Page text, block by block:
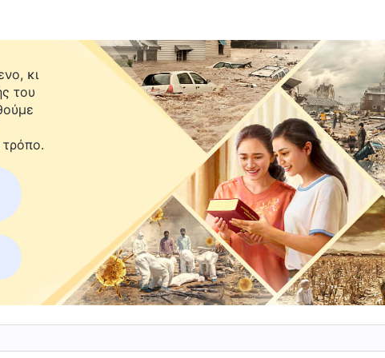
το ευαγγέλιο του Κυρίου Ιησού, το οποίο είχα
είχαν πει κυρίως πώς να λάβω χάρη, και ότι με το
μου θα θεραπευόταν —πράγμα που δεν πίστευα. Τα
πολύ πιο πρακτικά, και όσο περισσότερα
διαβάζει κάποια από τα λόγια του Θεού κάθε μέρα.
πιστεύουν μεν στον Θεό, αλλά δεν γνωρίζουν
ότι συχνά διαπράττουν αμαρτίες την ημέρα και τις
πιο πειστικό, διότι η μητέρα μου και οι δύο
τρόπος ζωής τους ήταν επακριβώς όπως περιέγραφαν
κι
του
τρόπο.